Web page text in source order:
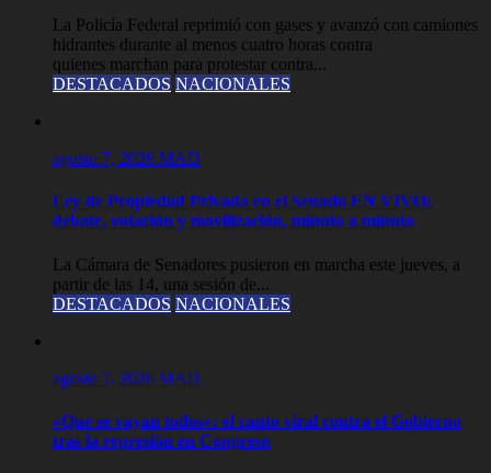
La Policía Federal reprimió con gases y avanzó con camiones
hidrantes durante al menos cuatro horas contra
quienes marchan para protestar contra...
DESTACADOS NACIONALES
agosto 7, 2026 MAD
Ley de Propiedad Privada en el Senado EN VIVO:
debate, votación y movilización, minuto a minuto
La Cámara de Senadores pusieron en marcha este jueves, a
partir de las 14, una sesión de...
DESTACADOS NACIONALES
agosto 7, 2026 MAD
«Que se vayan todos»: el canto viral contra el Gobierno
tras la represión en Congreso